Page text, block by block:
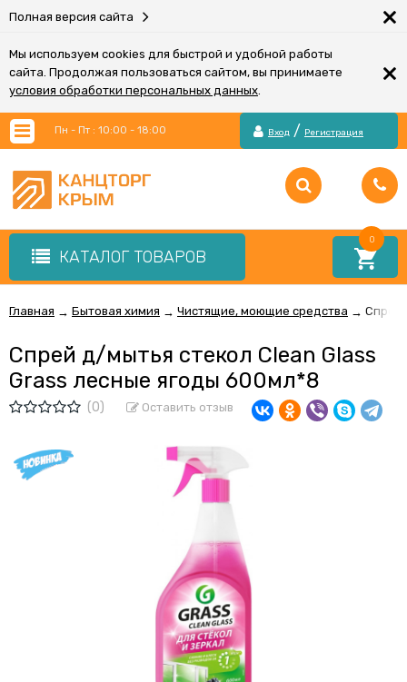
Полная версия сайта ×
Мы используем cookies для быстрой и удобной работы
сайта. Продолжая пользоваться сайтом, вы принимаете
условия обработки персональных данных.
×
Пн - Пт : 10:00 - 18:00 Вход / Регистрация
КАТАЛОГ ТОВАРОВ
0
Главная → Бытовая химия → Чистящие, моющие средства → Спрей
Спрей д/мытья стекол Clean Glass
Grass лесные ягоды 600мл*8
(0) Оставить отзыв